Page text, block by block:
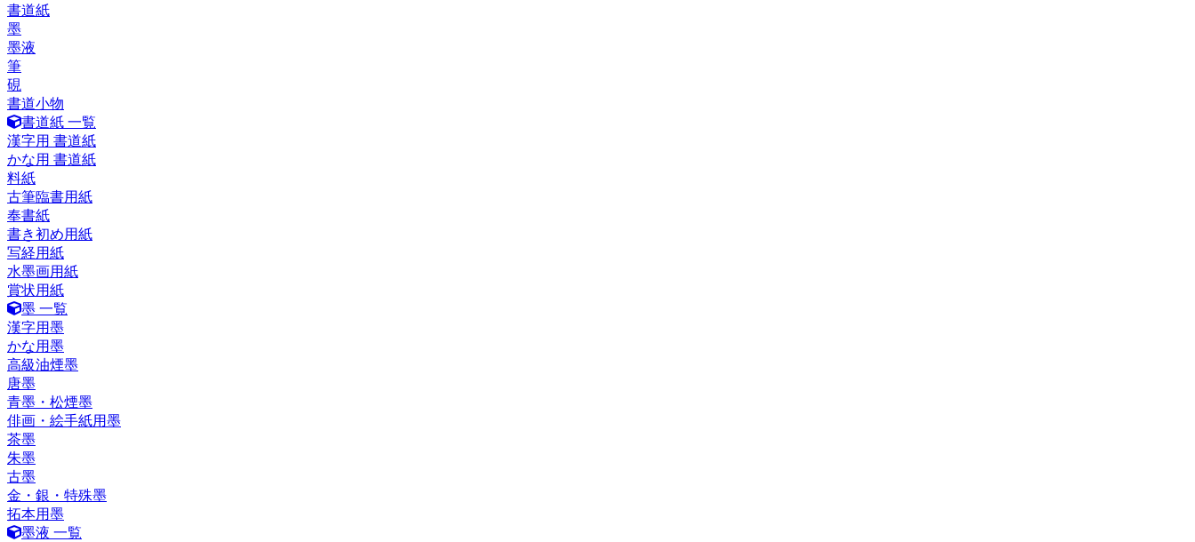
書道紙
墨
墨液
筆
硯
書道小物
書道紙 一覧
漢字用 書道紙
かな用 書道紙
料紙
古筆臨書用紙
奉書紙
書き初め用紙
写経用紙
水墨画用紙
賞状用紙
墨 一覧
漢字用墨
かな用墨
高級油煙墨
唐墨
青墨・松煙墨
俳画・絵手紙用墨
茶墨
朱墨
古墨
金・銀・特殊墨
拓本用墨
墨液 一覧